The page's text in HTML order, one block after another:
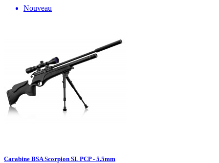
Nouveau
Carabine BSA Scorpion SL PCP - 5.5mm